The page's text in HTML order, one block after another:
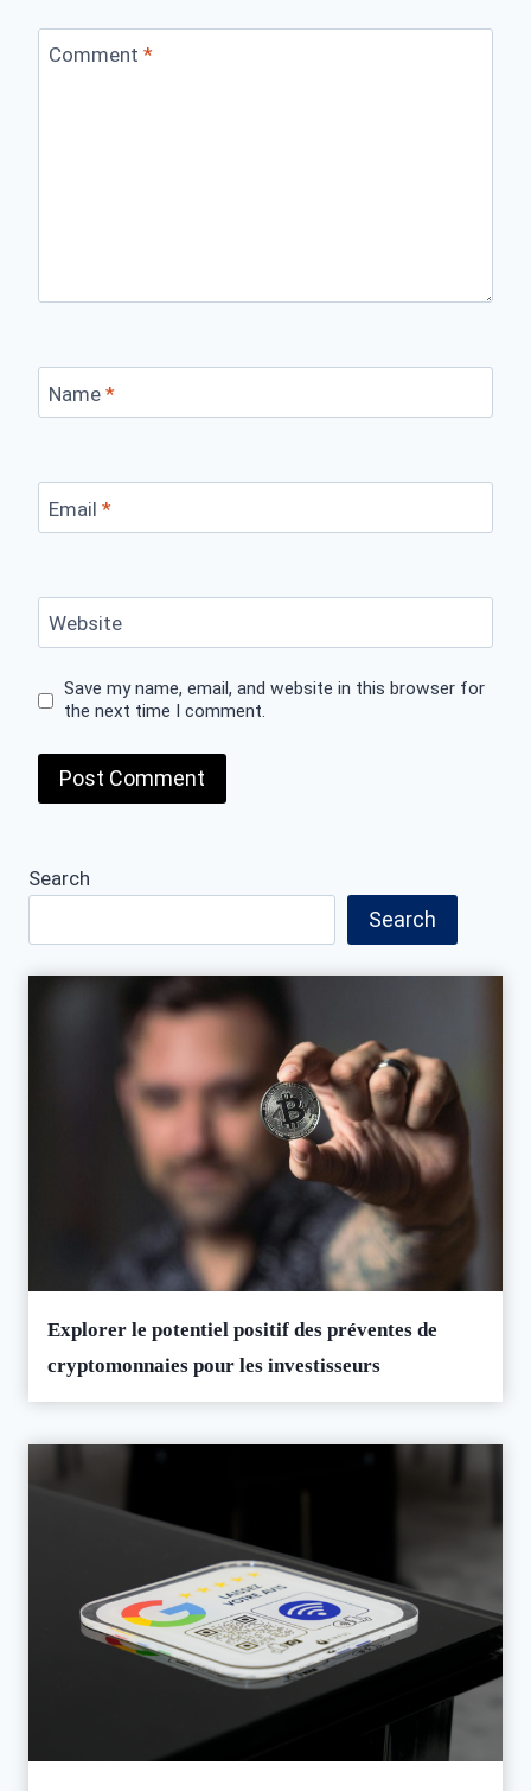
Comment *
Name *
Email *
Website
Save my name, email, and website in this browser for
the next time I comment.
Search
Search
Explorer le potentiel positif des préventes de
cryptomonnaies pour les investisseurs